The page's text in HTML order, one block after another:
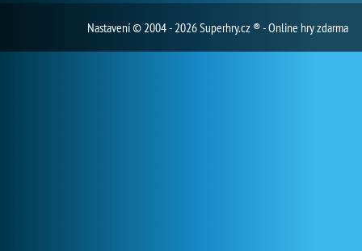
Nastavení© 2004 - 2026 Superhry.cz ® - Online hry zdarma